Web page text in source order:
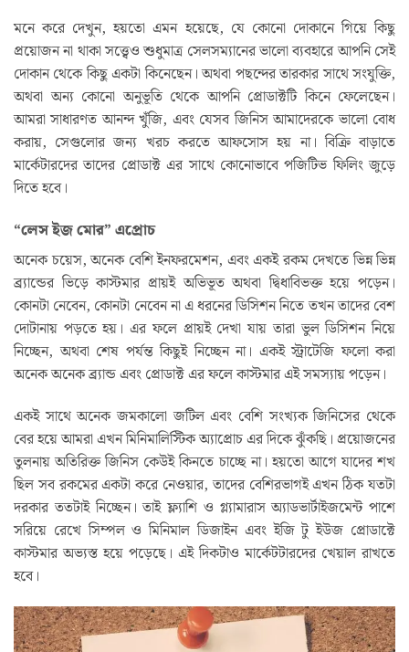
মনে করে দেখুন, হয়তো এমন হয়েছে, যে কোনো দোকানে গিয়ে কিছু
প্রয়োজন না থাকা সত্ত্বেও শুধুমাত্র সেলসম্যানের ভালো ব্যবহারে আপনি সেই
দোকান থেকে কিছু একটা কিনেছেন। অথবা পছন্দের তারকার সাথে সংযুক্তি,
অথবা অন্য কোনো অনুভূতি থেকে আপনি প্রোডাক্টটি কিনে ফেলেছেন।
আমরা সাধারণত আনন্দ খুঁজি, এবং যেসব জিনিস আমাদেরকে ভালো বোধ
করায়, সেগুলোর জন্য খরচ করতে আফসোস হয় না। বিক্রি বাড়াতে
মার্কেটারদের তাদের প্রোডাক্ট এর সাথে কোনোভাবে পজিটিভ ফিলিং জুড়ে
দিতে হবে।
“লেস ইজ মোর” এপ্রোচ
অনেক চয়েস, অনেক বেশি ইনফরমেশন, এবং একই রকম দেখতে ভিন্ন ভিন্ন
ব্র্যান্ডের ভিড়ে কাস্টমার প্রায়ই অভিভূত অথবা দ্বিধাবিভক্ত হয়ে পড়েন।
কোনটা নেবেন, কোনটা নেবেন না এ ধরনের ডিসিশন নিতে তখন তাদের বেশ
দোটানায় পড়তে হয়। এর ফলে প্রায়ই দেখা যায় তারা ভুল ডিসিশন নিয়ে
নিচ্ছেন, অথবা শেষ পর্যন্ত কিছুই নিচ্ছেন না। একই স্ট্রাটেজি ফলো করা
অনেক অনেক ব্র্যান্ড এবং প্রোডাক্ট এর ফলে কাস্টমার এই সমস্যায় পড়েন।
একই সাথে অনেক জমকালো জটিল এবং বেশি সংখ্যক জিনিসের থেকে
বের হয়ে আমরা এখন মিনিমালিস্টিক অ্যাপ্রোচ এর দিকে ঝুঁকছি। প্রয়োজনের
তুলনায় অতিরিক্ত জিনিস কেউই কিনতে চাচ্ছে না। হয়তো আগে যাদের শখ
ছিল সব রকমের একটা করে নেওয়ার, তাদের বেশিরভাগই এখন ঠিক যতটা
দরকার ততটাই নিচ্ছেন। তাই ফ্ল্যাশি ও গ্ল্যামারাস অ্যাডভার্টাইজমেন্ট পাশে
সরিয়ে রেখে সিম্পল ও মিনিমাল ডিজাইন এবং ইজি টু ইউজ প্রোডাক্টে
কাস্টমার অভ্যস্ত হয়ে পড়েছে। এই দিকটাও মার্কেটটারদের খেয়াল রাখতে
হবে।